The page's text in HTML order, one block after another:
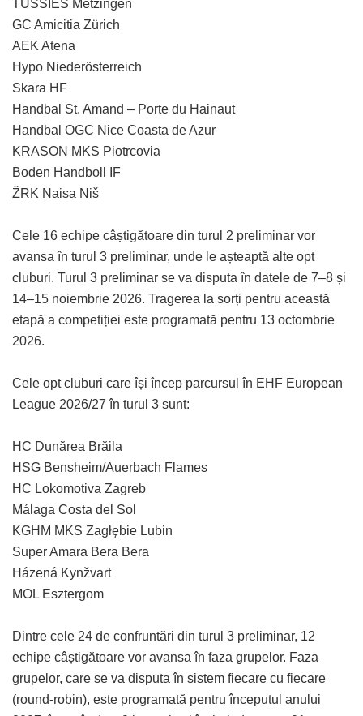
TUSSIES Metzingen
GC Amicitia Zürich
AEK Atena
Hypo Niederösterreich
Skara HF
Handbal St. Amand – Porte du Hainaut
Handbal OGC Nice Coasta de Azur
KRASON MKS Piotrcovia
Boden Handboll IF
ŽRK Naisa Niš
Cele 16 echipe câștigătoare din turul 2 preliminar vor
avansa în turul 3 preliminar, unde le așteaptă alte opt
cluburi. Turul 3 preliminar se va disputa în datele de 7–8 și
14–15 noiembrie 2026. Tragerea la sorți pentru această
etapă a competiției este programată pentru 13 octombrie
2026.
Cele opt cluburi care își încep parcursul în EHF European
League 2026/27 în turul 3 sunt:
HC Dunărea Brăila
HSG Bensheim/Auerbach Flames
HC Lokomotiva Zagreb
Málaga Costa del Sol
KGHM MKS Zagłębie Lubin
Super Amara Bera Bera
Házená Kynžvart
MOL Esztergom
Dintre cele 24 de confruntări din turul 3 preliminar, 12
echipe câștigătoare vor avansa în faza grupelor. Faza
grupelor, care se va disputa în sistem fiecare cu fiecare
(round-robin), este programată pentru începutul anului